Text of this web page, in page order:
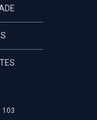
103